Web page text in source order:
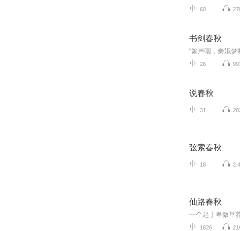
60
书剑春秋
26
说春秋
31
弦索春秋
18
仙路春秋
1826